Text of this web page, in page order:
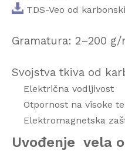
TDS-Veo od
Gramatura: 2–200 g/
Svojstva tkiva od
Električna vodljivost
Otpornost na visoke
Elektromagnetska
Uvođenje vela